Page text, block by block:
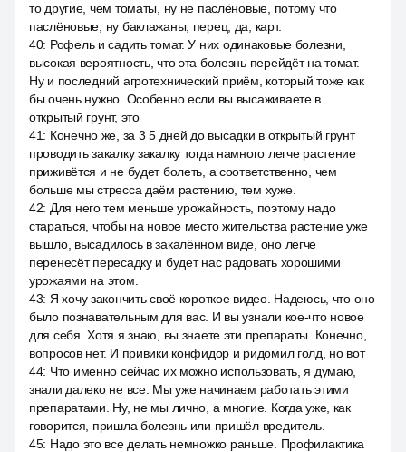
то другие, чем томаты, ну не паслёновые, потому что
паслёновые, ну баклажаны, перец, да, карт.
40: Рофель и садить томат. У них одинаковые болезни,
высокая вероятность, что эта болезнь перейдёт на томат.
Ну и последний агротехнический приём, который тоже как
бы очень нужно. Особенно если вы высаживаете в
открытый грунт, это
41: Конечно же, за 3 5 дней до высадки в открытый грунт
проводить закалку закалку тогда намного легче растение
приживётся и не будет болеть, а соответственно, чем
больше мы стресса даём растению, тем хуже.
42: Для него тем меньше урожайность, поэтому надо
стараться, чтобы на новое место жительства растение уже
вышло, высадилось в закалённом виде, оно легче
перенесёт пересадку и будет нас радовать хорошими
урожаями на этом.
43: Я хочу закончить своё короткое видео. Надеюсь, что оно
было познавательным для вас. И вы узнали кое-что новое
для себя. Хотя я знаю, вы знаете эти препараты. Конечно,
вопросов нет. И привики конфидор и ридомил голд, но вот
44: Что именно сейчас их можно использовать, я думаю,
знали далеко не все. Мы уже начинаем работать этими
препаратами. Ну, не мы лично, а многие. Когда уже, как
говорится, пришла болезнь или пришёл вредитель.
45: Надо это все делать немножко раньше. Профилактика